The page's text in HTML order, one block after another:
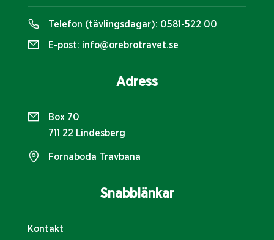
Snabblänkar
Kontakt
Telefon (tävlingsdagar): 0581-522 00
E-post: info@orebrotravet.se
Adress
Box 70
711 22 Lindesberg
Fornaboda Travbana